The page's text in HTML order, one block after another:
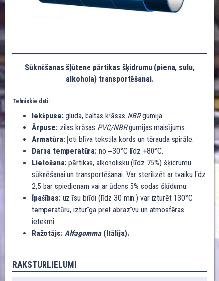
Sūknēšanas šļūtene pārtikas šķidrumu (piena, sulu,
alkohola) transportēšanai.
Tehniskie dati:
Iekšpuse: gluda, baltas krāsas NBRgumija.
Ārpuse: zilas krāsas PVC/NBRgumijas maisījums.
Armatūra: ļoti blīva tekstila kords un tērauda spirāle.
Darba temperatūra: no ‒30°C līdz +80°C.
Lietošana: pārtikas, alkoholisku (līdz 75%) šķidrumu
sūknēšanai un transportēšanai. Var sterilizēt ar tvaiku līdz
2,5 bar spiedienam vai ar ūdens 5% sodas šķīdumu.
Īpašības: uz īsu brīdi (līdz 30 min.) var izturēt 130°C
temperatūru, izturīga pret abrazīvu un atmosfēras
ietekmi.
Ražotājs: Alfagomma(Itālija).
RAKSTURLIELUMI